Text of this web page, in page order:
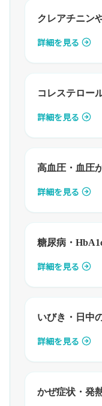
クレアチニン
詳細を見る
コレステロー
詳細を見る
高血圧・血圧
詳細を見る
糖尿病・
詳細を見る
いびき・日中
詳細を見る
かぜ症状・発